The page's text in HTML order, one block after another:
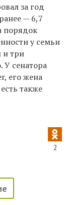
за год
— 6,7
порядок
у семьи
и три
У сенатора
его жена
также
2